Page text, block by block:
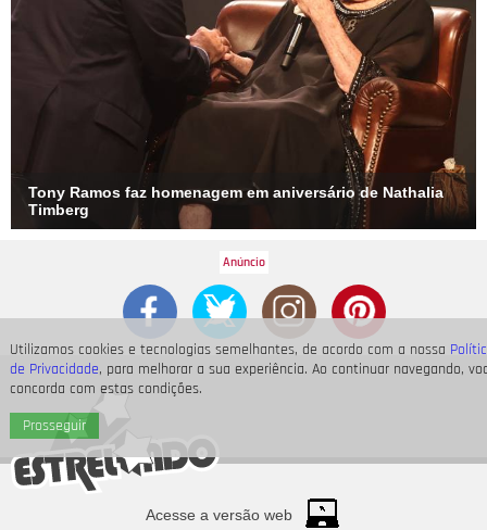
Utilizamos cookies e tecnologias semelhantes, de acordo com a nossa
de Privacidade, para melhorar a sua experiência. Ao continuar navegando,
concorda com estas condições.
Prosseguir
Tony Ramos faz homenagem em aniversário de Nathalia
Timberg
Acesse a versão web